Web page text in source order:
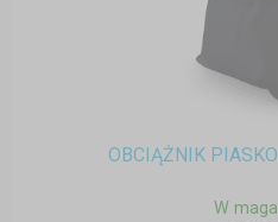
OBCIĄŻNIK
W